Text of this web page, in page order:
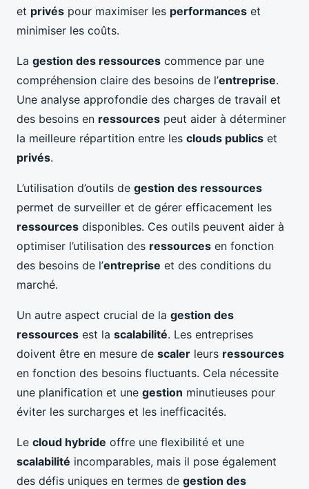
et privés pour maximiser les performances et
minimiser les coûts.
La gestion des ressources commence par une
compréhension claire des besoins de l’entreprise.
Une analyse approfondie des charges de travail et
des besoins en ressources peut aider à déterminer
la meilleure répartition entre les clouds publics et
privés.
L’utilisation d’outils de gestion des ressources
permet de surveiller et de gérer efficacement les
ressources disponibles. Ces outils peuvent aider à
optimiser l’utilisation des ressources en fonction
des besoins de l’entreprise et des conditions du
marché.
Un autre aspect crucial de la gestion des
ressources est la scalabilité. Les entreprises
doivent être en mesure de scaler leurs ressources
en fonction des besoins fluctuants. Cela nécessite
une planification et une gestion minutieuses pour
éviter les surcharges et les inefficacités.
Le cloud hybride offre une flexibilité et une
scalabilité incomparables, mais il pose également
des défis uniques en termes de gestion des